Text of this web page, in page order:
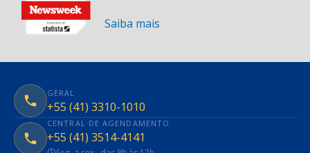
Saiba mais
GERAL
+55 (41) 3310-1010
CENTRAL DE AGENDAMENTO
+55 (41) 3514-4141